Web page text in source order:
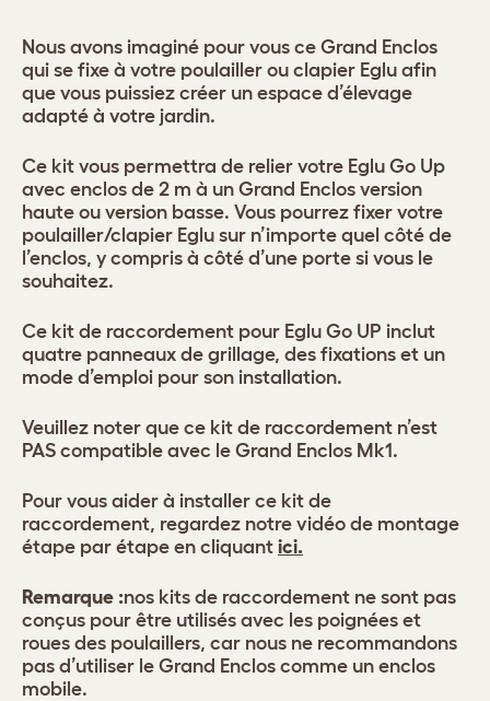
Nous avons imaginé pour vous ce Grand Enclos
qui se fixe à votre poulailler ou clapier Eglu afin
que vous puissiez créer un espace d’élevage
adapté à votre jardin.
Ce kit vous permettra de relier votre Eglu Go Up
avec enclos de 2 m à un Grand Enclos version
haute ou version basse. Vous pourrez fixer votre
poulailler/clapier Eglu sur n’importe quel côté de
l’enclos, y compris à côté d’une porte si vous le
souhaitez.
Ce kit de raccordement pour Eglu Go UP inclut
quatre panneaux de grillage, des fixations et un
mode d’emploi pour son installation.
Veuillez noter que ce kit de raccordement n’est
PAS compatible avec le Grand Enclos Mk1.
Pour vous aider à installer ce kit de
raccordement, regardez notre vidéo de montage
étape par étape en cliquant ici.
Remarque :nos kits de raccordement ne sont pas
conçus pour être utilisés avec les poignées et
roues des poulaillers, car nous ne recommandons
pas d’utiliser le Grand Enclos comme un enclos
mobile.